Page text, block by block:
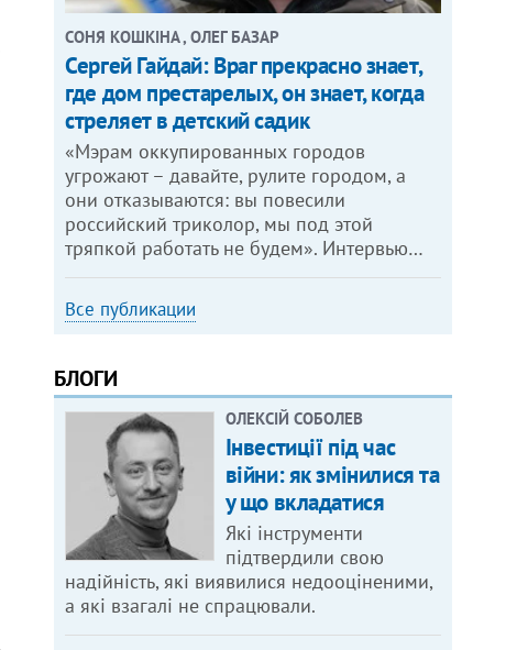
СОНЯ КОШКІНА , ОЛЕГ БАЗАР
Сергей Гайдай: Враг прекрасно знает,
где дом престарелых, он знает, когда
стреляет в детский садик
«Мэрам оккупированных городов
угрожают – давайте, рулите городом, а
они отказываются: вы повесили
российский триколор, мы под этой
тряпкой работать не будем». Интервью…
Все публикации
БЛОГИ
ОЛЕКСІЙ СОБОЛЕВ
Інвестиції під час
війни: як змінилися та
у що вкладатися
Які інструменти
підтвердили свою
надійність, які виявилися недооціненими,
а які взагалі не спрацювали.